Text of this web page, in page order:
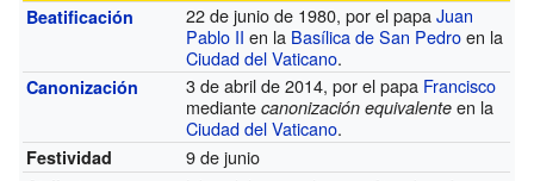
Beatificación
22 de junio de 1980, por el papaJuan
Pablo II en la Basílica de San Pedroen la
Ciudad del Vaticano.
Canonización 3 de abril de 2014, por el papa Francisco
mediantecanonización equivalente en la
Ciudad del Vaticano.
Festividad 9 de junio